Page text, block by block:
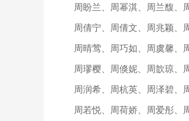
周盼兰、周幂淇、周兰馥、
周倩宁、周倩文、周兆颖、
周晴莺、周巧如、周虞馨、
周璆樱、周倏妮、周歆琼、
周润希、周杭英、周泽碧、
周若悦、周荷娇、周爱彤、